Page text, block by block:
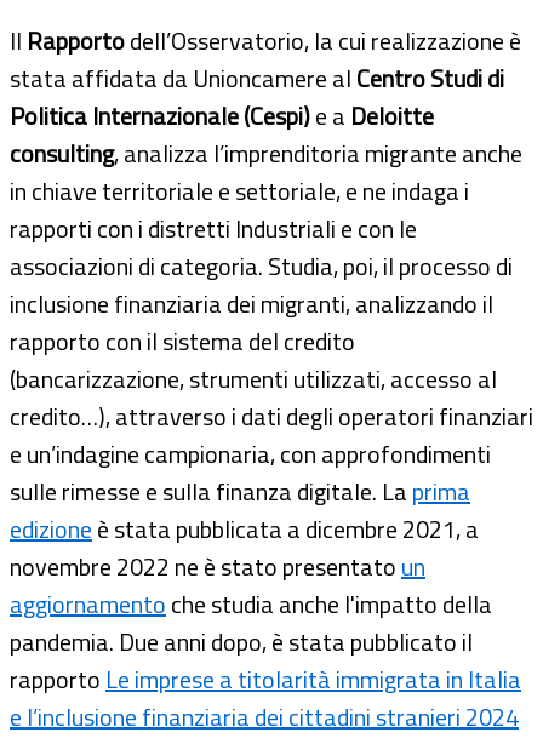
Il Rapportodell’Osservatorio, la cui realizzazione è
stata affidata da Unioncamere alCentro Studi di
Politica Internazionale (Cespi)e a Deloitte
consulting, analizza l’imprenditoria migrante anche
in chiave territoriale e settoriale, e ne indaga i
rapporti con i distretti Industriali e con le
associazioni di categoria. Studia, poi, il processo di
inclusione finanziaria dei migranti, analizzando il
rapporto con il sistema del credito
(bancarizzazione, strumenti utilizzati, accesso al
credito…), attraverso i dati degli operatori finanziari
e un’indagine campionaria, con approfondimenti
sulle rimesse e sulla finanza digitale. Laprima
edizioneè stata pubblicata a dicembre 2021, a
novembre 2022 ne è stato presentatoun
aggiornamentoche studia anche l'impatto della
pandemia. Due anni dopo, è stata pubblicato il
rapporto Le imprese a titolarità immigrata in Italia
e l’inclusione finanziaria dei cittadini stranieri 2024